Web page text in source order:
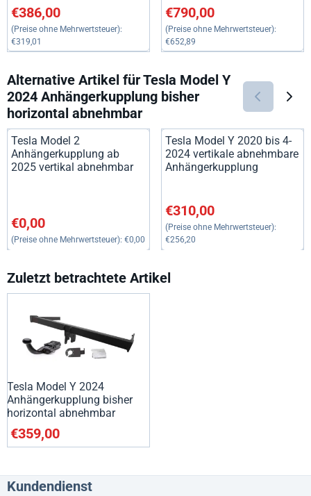
Preis: 386,00, ohne MwSt.: 319,01
€386,00
(Preise ohne Mehrwertsteuer):
€319,01
Preis: 790,00, ohne MwSt.:
€790,00
(Preise ohne Mehrwertsteuer):
€652,89
Alternative Artikel fürTesla Model Y
2024 Anhängerkupplung bisher
horizontal abnehmbar
Tesla Model 2
Anhängerkupplung ab
2025 vertikal abnehmbar
Preis: 0,00, ohne MwSt.: 0,00
€0,00
(Preise ohne Mehrwertsteuer): €0,00
Tesla Model Y 2020 bis 4-
2024 vertikale abnehmbare
Anhängerkupplung
Preis: 310,00, ohne MwSt.:
€310,00
(Preise ohne Mehrwertsteuer):
€256,20
Zuletzt betrachtete Artikel
Tesla Model Y 2024
Anhängerkupplung bisher
horizontal abnehmbar
€359,00
Kundendienst